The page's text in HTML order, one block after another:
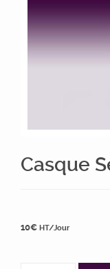
Casque
10€ HT/Jour